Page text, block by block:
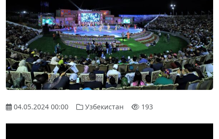
04.05.2024 00:00 Узбекистан 193